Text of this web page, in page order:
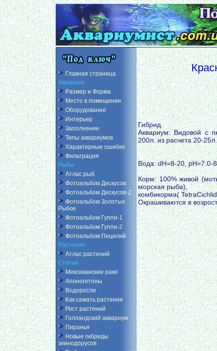
Главная страница
Аквариум
Размер и Форма
Место в помещении
Оборудование
Интерьер
Заполнение
Типы аквариумов
Характерные ошибки
Фильтрация
Рыбы
Атлас рыб
Фотоальбом Дискусов
Фотоальбом Дискусов-2
Фотоальбом Золотых
Рыбок
Фотоальбом Гуппи-1
Фотоальбом Гуппи-2
Фотоальбом Пецилий
Растения
Атлас растений
Статьи
Мексиканские раки
Апоногетоны
Водоросли
Как сажать растения
Рост растений
Голландский аквариум
Пиранья
Новые гибриды
эхинодорусов
Гибрид.
Аквариум: Видовой с
200л. из расчета 20-
Вода: dH=8-20, pH=7.0-
Корм: 100% живой
морская рыба),
комбикорма(
Окрашиваются в